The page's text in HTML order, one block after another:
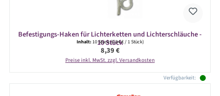
Befestigungs-Haken für Lichterketten und Lichterschläuche -
10 Stück
Inhalt:10 Stück(0,84 € / 1 Stück)
Regulärer Preis:
8,39 €
Preise inkl. MwSt. zzgl. Versandkosten
Verfügbarkeit: